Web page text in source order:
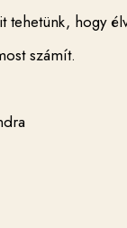
tehetünk, hogy
számít.